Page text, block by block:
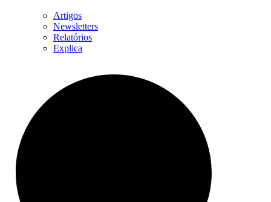
Artigos
Newsletters
Relatórios
Explica